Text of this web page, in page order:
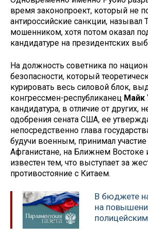
время законопроект, который не
антироссийские санкции, называл
мошенником, хотя потом оказал
кандидатуре на президентских
На должность советника по
безопасности, который
курировать весь силовой блок,
конгрессмен-республиканец Майк
кандидатура, в отличие от других,
одобрения сената США, ее
непосредственно глава
будучи военным, принимал
Афганистане, на Ближнем Востоке
известен тем, что выступает за
противостояние с Китаем.
В бюджете
на
полицейским